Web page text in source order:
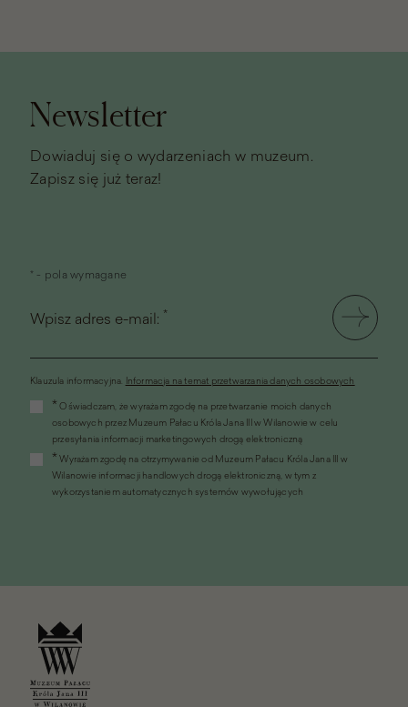
Stopka
Newsletter
Dowiaduj się o wydarzeniach w muzeum.
Zapisz się już teraz!
* - pola wymagane
Wpisz adres e-mail: *
Klauzula informacyjna. Informacja na temat przetwarzania danych osobowych
otworzy
nowym
oknie)
* Oświadczam, że wyrażam zgodę na przetwarzanie moich danych
osobowych przez Muzeum Pałacu Króla Jana III w Wilanowie w celu
przesyłania informacji marketingowych drogą elektroniczną
* Wyrażam zgodę na otrzymywanie od Muzeum Pałacu Króla Jana III w
Wilanowie informacji handlowych drogą elektroniczną, w tym z
wykorzystaniem automatycznych systemów wywołujących